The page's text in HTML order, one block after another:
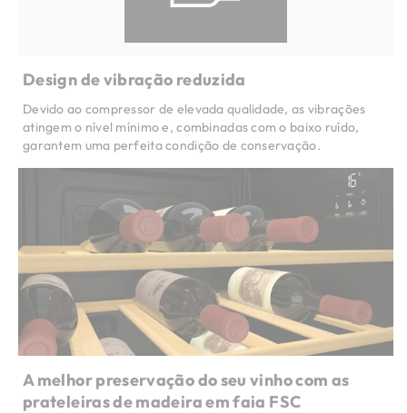
Design de vibração reduzida
Devido ao compressor de elevada qualidade, as vibrações
atingem o nível mínimo e, combinadas com o baixo ruído,
garantem uma perfeita condição de conservação.
A melhor preservação do seu vinho com as
prateleiras de madeira em faia FSC